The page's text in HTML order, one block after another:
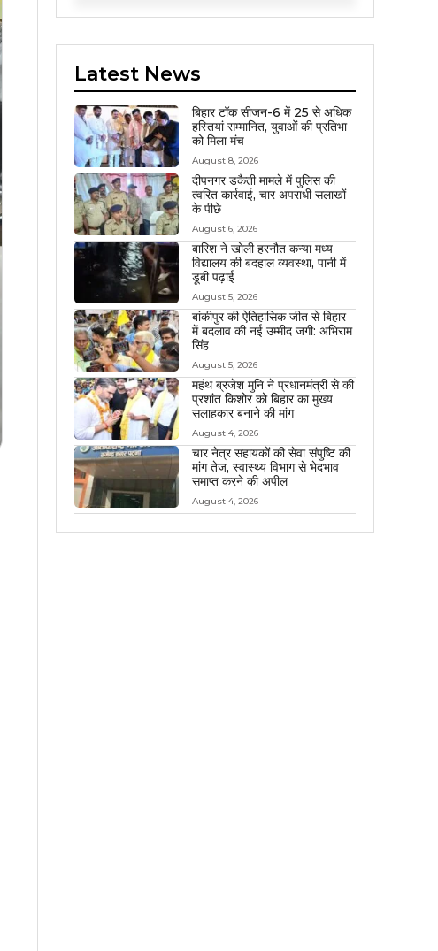
Latest News
बिहार टॉक सीजन-6 में 25 से अधिक
हस्तियां सम्मानित, युवाओं की प्रतिभा
को मिला मंच
August 8, 2026
दीपनगर डकैती मामले में पुलिस की
त्वरित कार्रवाई, चार अपराधी सलाखों
के पीछे
August 6, 2026
बारिश ने खोली हरनौत कन्या मध्य
विद्यालय की बदहाल व्यवस्था, पानी में
डूबी पढ़ाई
August 5, 2026
बांकीपुर की ऐतिहासिक जीत से बिहार
में बदलाव की नई उम्मीद जगी: अभिराम
सिंह
August 5, 2026
महंथ ब्रजेश मुनि ने प्रधानमंत्री से की
प्रशांत किशोर को बिहार का मुख्य
सलाहकार बनाने की मांग
August 4, 2026
चार नेत्र सहायकों की सेवा संपुष्टि की
मांग तेज, स्वास्थ्य विभाग से भेदभाव
समाप्त करने की अपील
August 4, 2026